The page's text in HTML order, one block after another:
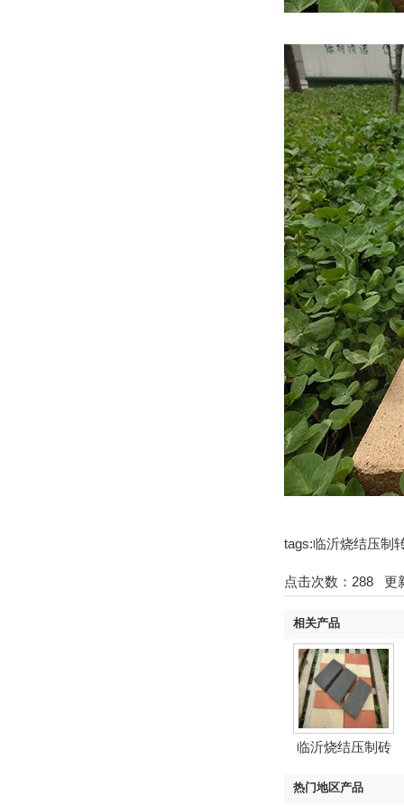
tags:临沂烧结压制
点击次数： 288 更
相关产品
临沂烧结压制砖
热门地区产品